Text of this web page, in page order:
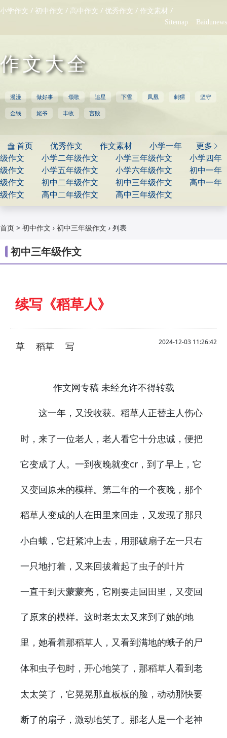
小学作文 / 初中作文 / 高中作文 / 优秀作文 / 作文素材 /
Sitemap Baidunews
作文大全
漫漫 做好事 颂歌 追星 下雪 凤凰 刺猬 坚守
金钱 姥爷 丰收 言败
更多 
 首页 优秀作文 作文素材
小学一年
级作文
小学二年级作文 小学三年级作文
小学四年
级作文
小学五年级作文 小学六年级作文
初中一年
级作文
初中二年级作文 初中三年级作文
高中一年
级作文
高中二年级作文 高中三年级作文
首页 > 初中作文 › 初中三年级作文 › 列表
初中三年级作文
续写《稻草人》
2024-12-03 11:26:42
草 稻草 写
作文网专稿 未经允许不得转载
这一年，又没收获。稻草人正替主人伤心
时，来了一位老人，老人看它十分忠诚，便把
它变成了人。一到夜晚就变cr，到了早上，它
又变回原来的模样。第二年的一个夜晚，那个
稻草人变成的人在田里来回走，又发现了那只
小白蛾，它赶紧冲上去，用那破扇子左一只右
一只地打着，又来回拔着起了虫子的叶片
一直干到天蒙蒙亮，它刚要走回田里，又变回
了原来的模样。这时老太太又来到了她的地
里，她看着那稻草人，又看到满地的蛾子的尸
体和虫子包时，开心地笑了，那稻草人看到老
太太笑了，它晃晃那直板板的脸，动动那快要
断了的扇子，激动地笑了。那老人是一个老神